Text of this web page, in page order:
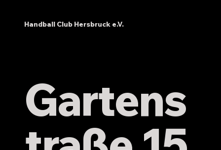
Handball Club Hersbruck e.V.
Gartens